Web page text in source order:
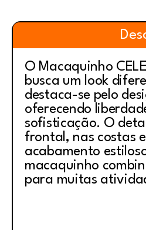
O Macaquinho
busca um look
destaca-se pelo
oferecendo
sofisticação. O
frontal, nas costas
acabamento
macaquinho
para muitas